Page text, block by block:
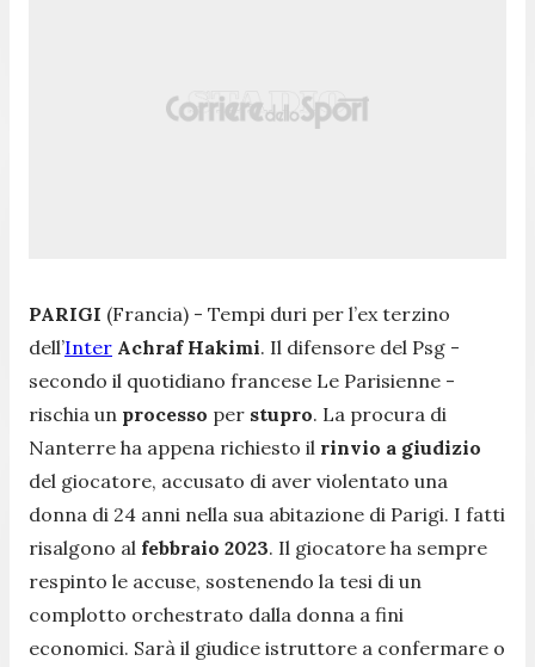
PARIGI (Francia) - Tempi duri per l’ex terzino
dell’Inter Achraf Hakimi. Il difensore del Psg -
secondo il quotidiano francese Le Parisienne -
rischia un processo per stupro. La procura di
Nanterre ha appena richiesto il rinvio a giudizio
del giocatore, accusato di aver violentato una
donna di 24 anni nella sua abitazione di Parigi. I fatti
risalgono al febbraio 2023. Il giocatore ha sempre
respinto le accuse, sostenendo la tesi di un
complotto orchestrato dalla donna a fini
economici. Sarà il giudice istruttore a confermare o